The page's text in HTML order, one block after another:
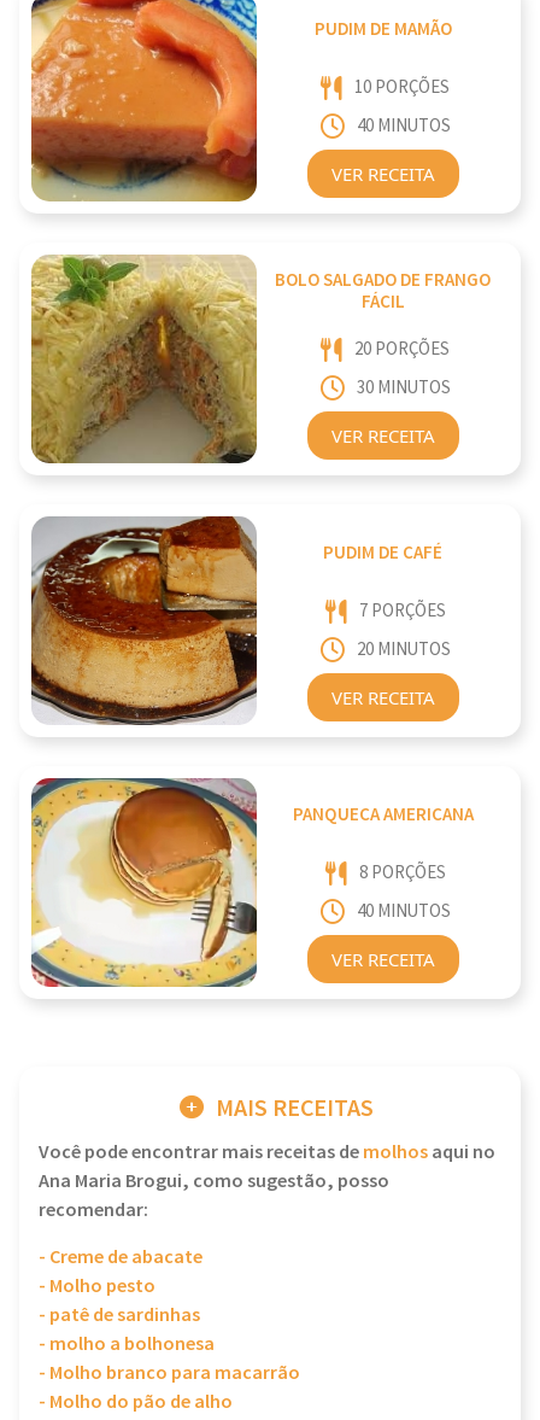
PUDIM DE MAMÃO
10 PORÇÕES
40 MINUTOS
VER RECEITA
BOLO SALGADO DE FRANGO
FÁCIL
20 PORÇÕES
30 MINUTOS
VER RECEITA
PUDIM DE CAFÉ
7 PORÇÕES
20 MINUTOS
VER RECEITA
PANQUECA AMERICANA
8 PORÇÕES
40 MINUTOS
VER RECEITA
MAIS RECEITAS
Você pode encontrar mais receitas demolhosaqui no
Ana Maria Brogui, como sugestão, posso
recomendar:
- Creme de abacate
- Molho pesto
- patê de sardinhas
- molho a bolhonesa
- Molho branco para macarrão
- Molho do pão de alho